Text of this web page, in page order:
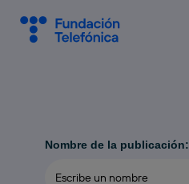
Nombre de la publicación: